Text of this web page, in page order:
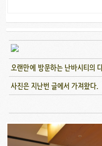
오랜만에 방문하는 난바시티의
사진은 지난번 글에서 가져왔다.